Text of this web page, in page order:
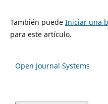
También puede Iniciar una
para este artículo.
Open Journal Systems